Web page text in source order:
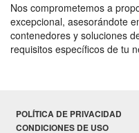
Nos comprometemos a
excepcional, asesorándote
contenedores y soluciones
requisitos específicos de tu
POLÍTICA DE PRIVACIDAD
CONDICIONES DE USO